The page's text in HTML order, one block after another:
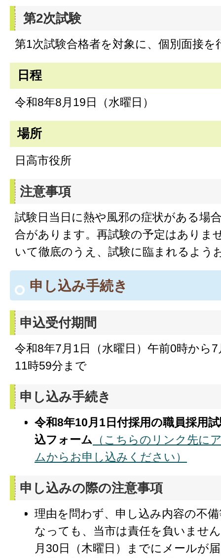
第2次試験
第1次試験合格者を対象に、個別面接を
日程
令和8年8月19日（水曜日）
場所
日高市役所
注意事項
試験日当日に熱や風邪の症状がある場
合があります。再試験の予定はありま
いて徹底のうえ、試験に臨まれるよう
申し込み手続き
申込受付期間
令和8年7月1日（水曜日）午前0時から
11時59分まで
申し込み手続き
令和8年10月1日付採用の職員採用
込フォーム （こちらのリンク先に
ムからお申し込みください）
申し込みの際の注意事項
理由を問わず、申し込み内容の不
なっても、当市は責任を負いませ
月30日（木曜日）までにメールが